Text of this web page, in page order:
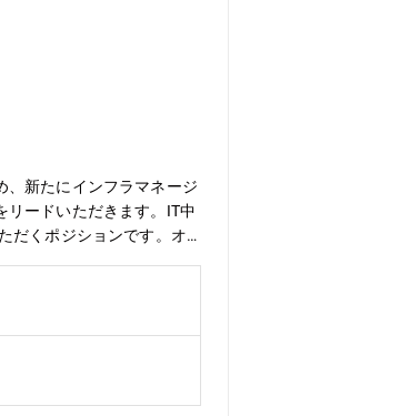
、新たにインフラマネージ
リードいただきます。IT中
だくポジションです。オ
化を担う役割となります
務最適化、ベンダーコン
）■プロジェクト推進・シ
フラ領域の統括（マネジ
応・再発防止の推進・セ
ョンは、インフラ領域の